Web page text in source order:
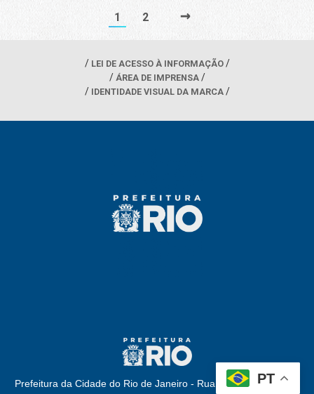
1 2 →
LEI DE ACESSO À INFORMAÇÃO
ÁREA DE IMPRENSA
IDENTIDADE VISUAL DA MARCA
Prefeitura da Cidade do Rio de Janeiro - Rua Afonso Cavalcanti,
PT